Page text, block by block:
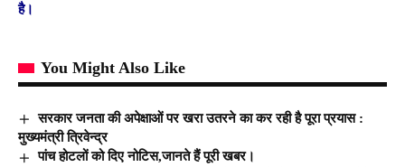
है।
You Might Also Like
सरकार जनता की अपेक्षाओं पर खरा उतरने का कर रही है पूरा प्रयास :
मुख्यमंत्री त्रिवेन्द्र
पांच होटलों को दिए नोटिस,जानते हैं पूरी खबर।